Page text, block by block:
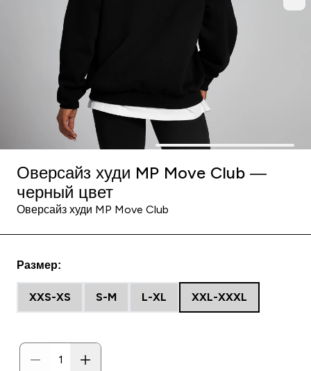
Оверсайз худи MP Move Club ―
черный цвет
Оверсайз худи MP Move Club
Размер:
XXS-XS S-M L-XL XXL-XXXL